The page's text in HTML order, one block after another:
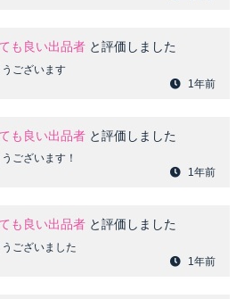
も良い出品者 と評価しました
ございます
1年前
も良い出品者 と評価しました
ございます！
1年前
も良い出品者 と評価しました
ございました
1年前